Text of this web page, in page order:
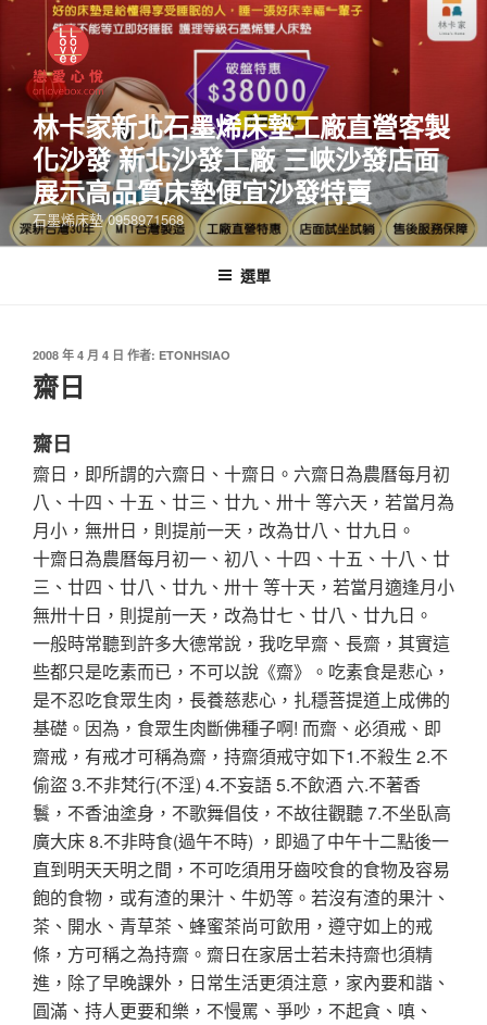
林卡家新北石墨烯床墊工廠直營客製
化沙發 新北沙發工廠 三峽沙發店面
展示高品質床墊便宜沙發特賣
石墨烯床墊 0958971568
選單
2008 年 4 月 4 日 作者: ETONHSIAO
齋日
齋日
齋日，即所謂的六齋日、十齋日。六齋日為農曆每月初
八、十四、十五、廿三、廿九、卅十 等六天，若當月為
月小，無卅日，則提前一天，改為廿八、廿九日。
十齋日為農曆每月初一、初八、十四、十五、十八、廿
三、廿四、廿八、廿九、卅十 等十天，若當月適逢月小
無卅十日，則提前一天，改為廿七、廿八、廿九日。
一般時常聽到許多大德常說，我吃早齋、長齋，其實這
些都只是吃素而已，不可以說《齋》。吃素食是悲心，
是不忍吃食眾生肉，長養慈悲心，扎穩菩提道上成佛的
基礎。因為，食眾生肉斷佛種子啊! 而齋、必須戒、即
齋戒，有戒才可稱為齋，持齋須戒守如下1.不殺生 2.不
偷盜 3.不非梵行(不淫) 4.不妄語 5.不飲酒 六.不著香
鬟，不香油塗身，不歌舞倡伎，不故往觀聽 7.不坐臥高
廣大床 8.不非時食(過午不時) ，即過了中午十二點後一
直到明天天明之間，不可吃須用牙齒咬食的食物及容易
飽的食物，或有渣的果汁、牛奶等。若沒有渣的果汁、
茶、開水、青草茶、蜂蜜茶尚可飲用，遵守如上的戒
條，方可稱之為持齋。齋日在家居士若未持齋也須精
進，除了早晚課外，日常生活更須注意，家內要和諧、
圓滿、持人更要和樂，不慢罵、爭吵，不起貪、嗔、